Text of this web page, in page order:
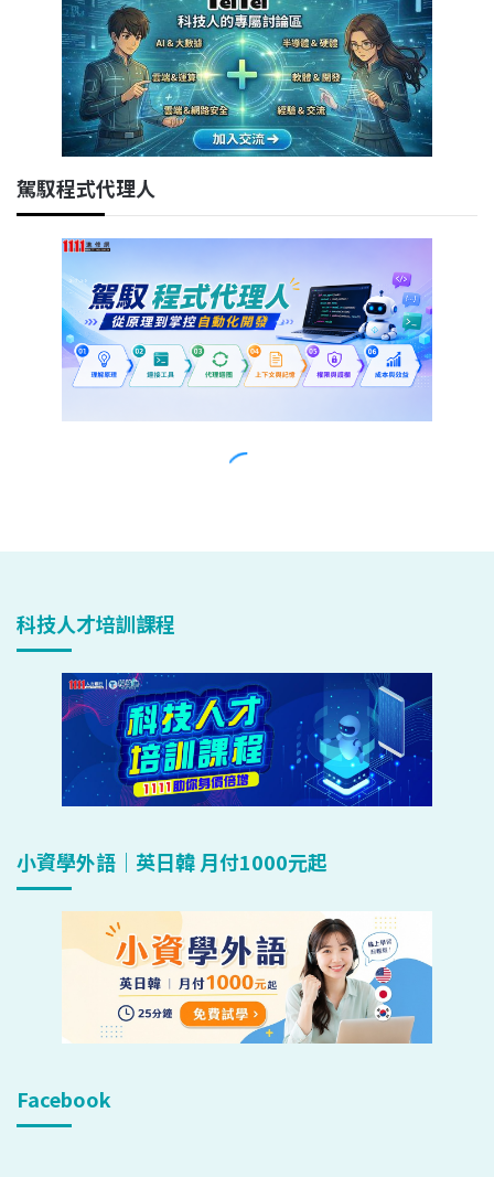
科技人才培訓課程
小資學外語｜英日韓 月付1000元起
Facebook